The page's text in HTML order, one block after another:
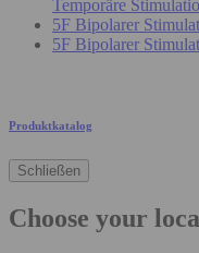
Temporäre
5F Bipolarer
5F Bipolarer
Produktkatalog
Schließen
Choose your